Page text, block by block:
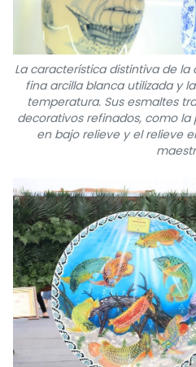
La característica distintiva de
fina arcilla blanca utilizada y
temperatura. Sus esmaltes
decorativos refinados, como
en bajo relieve y el relieve